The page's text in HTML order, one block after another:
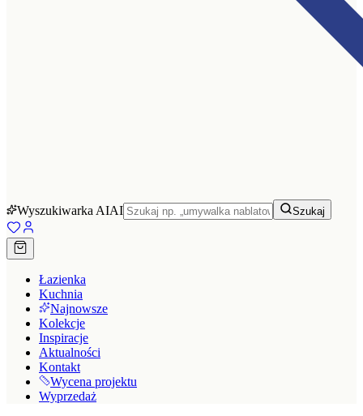
Wyszukiwarka AIAI Szukaj
Łazienka
Kuchnia
Najnowsze
Kolekcje
Inspiracje
Aktualności
Kontakt
Wycena projektu
Wyprzedaż